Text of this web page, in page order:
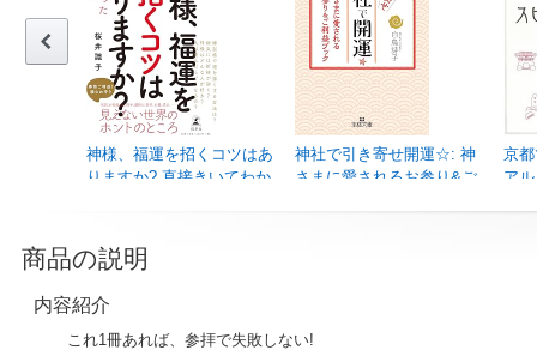
神様、福運を招くコツはあ
りますか? 直接きいてわか
単行本
神社で引き寄せ開運☆: 神
さまに愛されるお参り&ご
京
アル
商品の説明
内容紹介
これ1冊あれば、参拝で失敗しない!